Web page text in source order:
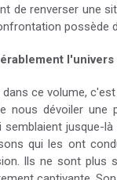
de renverser une
possède
l'univers
ce volume,
nous dévoiler une
jusque-
qui les ont
Ils ne sont plus